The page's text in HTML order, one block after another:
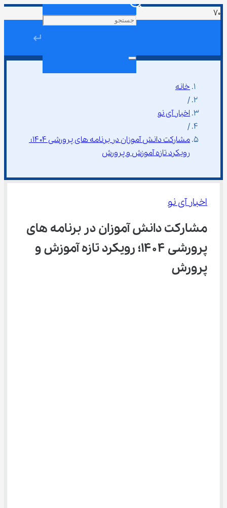
↵
خانه
/
اخبار آی نو
/
مشارکت دانش ‌آموزان در برنامه ‌های پرورشی ۱۴۰۴؛
رویکرد تازه آموزش ‌و پرورش
اخبار آی نو
مشارکت دانش ‌آموزان در برنامه ‌های
پرورشی ۱۴۰۴؛ رویکرد تازه آموزش ‌و
پرورش